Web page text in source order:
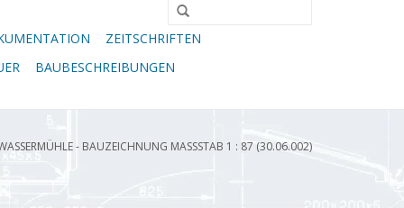
ZEITSCHRIFTEN
BAUBESCHREIBUNGEN
- BAUZEICHNUNG MASSSTAB 1 : 87 (30.06.002)